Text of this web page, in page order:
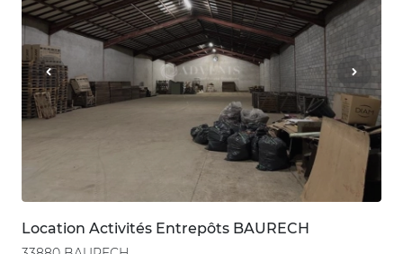
Location Activités Entrepôts BAURECH